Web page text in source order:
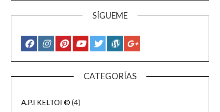
SÍGUEME
CATEGORÍAS
A.P.I KELTOI © (4)